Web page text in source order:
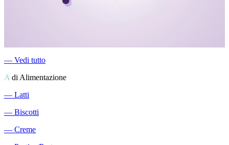
― Vedi tutto
A di Alimentazione
― Latti
― Biscotti
― Creme